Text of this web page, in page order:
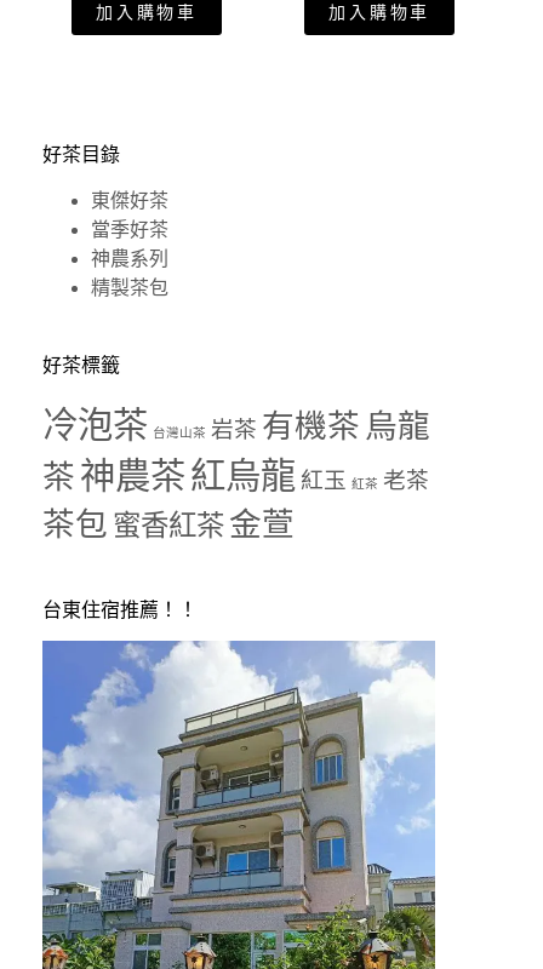
加入購物車 加入購物車
好茶目錄
東傑好茶
當季好茶
神農系列
精製茶包
好茶標籤
冷泡茶 台灣山茶 岩茶 有機茶 烏龍
茶 神農茶紅烏龍 紅玉 紅茶 老茶
茶包 蜜香紅茶金萱
台東住宿推薦！！